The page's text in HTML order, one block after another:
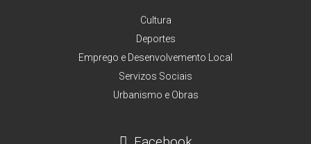
Cultura
Deportes
Emprego e Desenvolvemento Local
Servizos Sociais
Urbanismo e Obras